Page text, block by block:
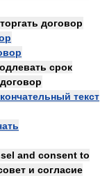
договор
срок
текст
and consent to
и согласие